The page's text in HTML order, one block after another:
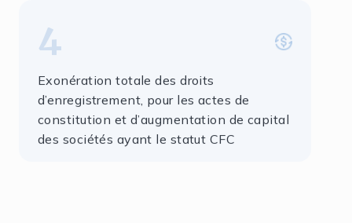
4
Exonération totale des droits
d’enregistrement, pour les actes de
constitution et d’augmentation de capital
des sociétés ayant le statut CFC